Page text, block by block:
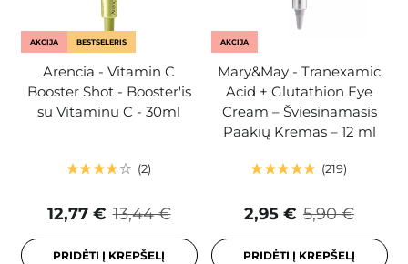
AKCIJA BESTSELERIS
Arencia - Vitamin C
Booster Shot - Booster'is
su Vitaminu C - 30ml
2
13,44 €
12,77 €
PRIDĖTI Į KREPŠELĮ
AKCIJA
Mary&May - Tranexamic
Acid + Glutathion Eye
Cream – Šviesinamasis
Paakių Kremas – 12 ml
219
5,90 €
2,95 €
PRIDĖTI Į KREPŠELĮ